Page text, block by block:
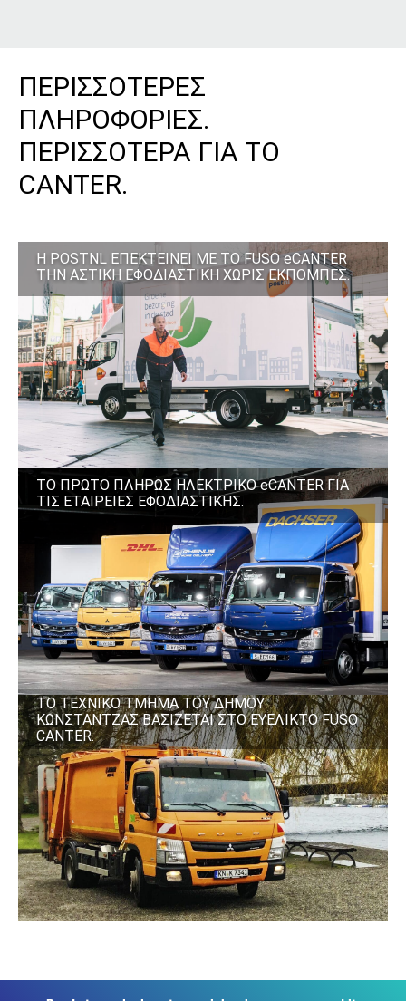
ΠΕΡΙΣΣΟΤΕΡΕΣ
ΠΛΗΡΟΦΟΡΙΕΣ.
ΠΕΡΙΣΣΟΤΕΡΑ ΓΙΑ ΤΟ
CANTER.
Η POSTNL ΕΠΕΚΤΕΙΝΕΙ ΜΕ ΤΟ FUSO eCANTER
ΤΗΝ ΑΣΤΙΚΗ ΕΦΟΔΙΑΣΤΙΚΗ ΧΩΡΙΣ ΕΚΠΟΜΠΕΣ.
ΤΟ ΠΡΩΤΟ ΠΛΗΡΩΣ ΗΛΕΚΤΡΙΚΟ eCANTER ΓΙΑ
ΤΙΣ ΕΤΑΙΡΕΙΕΣ ΕΦΟΔΙΑΣΤΙΚΗΣ.
ΤΟ ΤΕΧΝΙΚΟ ΤΜΗΜΑ ΤΟΥ ΔΗΜΟΥ
ΚΩΝΣΤΑΝΤΖΑΣ ΒΑΣΙΖΕΤΑΙ ΣΤΟ ΕΥΕΛΙΚΤΟ FUSO
CANTER.